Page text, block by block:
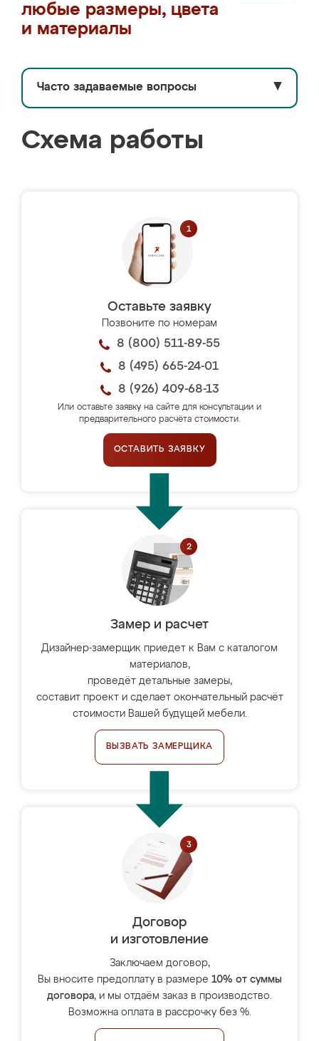
любые размеры, цвета
и материалы
Часто задаваемые вопросы ▼
Схема работы
Оставьте заявку
Позвоните по номерам
8 (800) 511-89-55
8 (495) 665-24-01
8 (926) 409-68-13
Или оставьте заявку на сайте для консультации и
предварительного расчёта стоимости.
ОСТАВИТЬ ЗАЯВКУ
Замер и расчет
Дизайнер-замерщик приедет к Вам с каталогом
материалов,
проведёт детальные замеры,
составит проект и сделает окончательный расчёт
стоимости Вашей будущей мебели.
ВЫЗВАТЬ ЗАМЕРЩИКА
Договор
и изготовление
Заключаем договор,
Вы вносите предоплату в размере 10% от суммы
договора, и мы отдаём заказ в производство.
Возможна оплата в рассрочку без %.